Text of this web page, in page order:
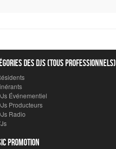
des DJs (tous professionnels)
Événementiel
Producteurs
Radio
Promotion